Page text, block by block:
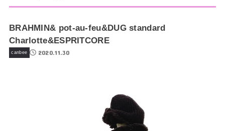
BRAHMIN& pot-au-feu&DUG standard
Charlotte&ESPRITCORE
canbee 2020.11.30